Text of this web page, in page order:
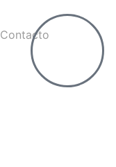
Contacto